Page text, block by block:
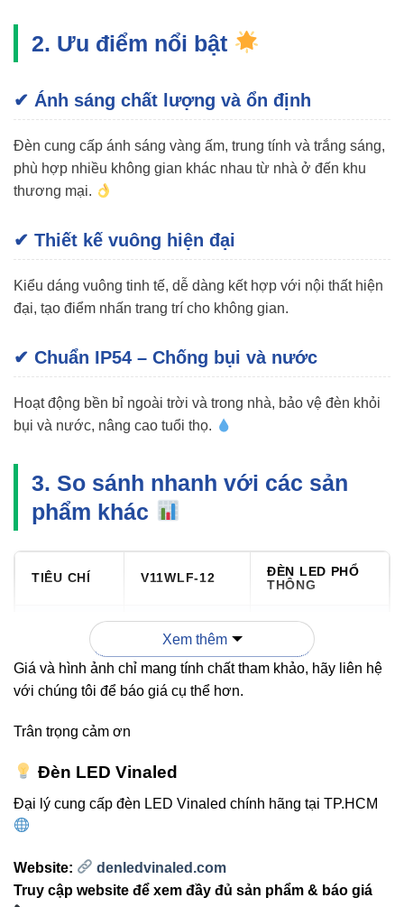
2. Ưu điểm nổi bật
✔ Ánh sáng chất lượng và ổn định
Đèn cung cấp ánh sáng vàng ấm, trung tính và trắng sáng,
phù hợp nhiều không gian khác nhau từ nhà ở đến khu
thương mại.
✔ Thiết kế vuông hiện đại
Kiểu dáng vuông tinh tế, dễ dàng kết hợp với nội thất hiện
đại, tạo điểm nhấn trang trí cho không gian.
✔ Chuẩn IP54 – Chống bụi và nước
Hoạt động bền bỉ ngoài trời và trong nhà, bảo vệ đèn khỏi
bụi và nước, nâng cao tuổi thọ.
3. So sánh nhanh với các sản
phẩm khác
TIÊU CHÍ V11WLF-12
ĐÈN LED PHỔ
THÔNG
Chip LED
(Japan)
LED OEM
Quang
Chuẩn
Tuổi thọ >30.000 giờ
10.000-15.000
Xem thêm
Giá và hình ảnh chỉ mang tính chất tham khảo, hãy liên hệ
với chúng tôi để báo giá cụ thể hơn.
Trân trọng cảm ơn
Đèn LED Vinaled
Đại lý cung cấp đèn LED Vinaled chính hãng tại TP.HCM
Website:
denledvinaled.com
Truy cập website để xem đầy đủ sản phẩm & báo giá